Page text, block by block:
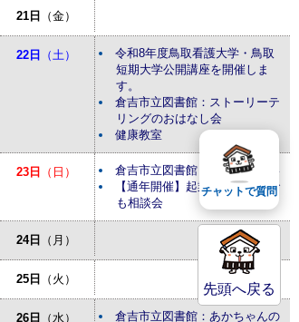
21日 （金）
22日 （土）
令和8年度鳥取看護大学・鳥取
短期大学公開講座を開催しま
す。
倉吉市立図書館：ストーリーテ
リングのおはなし会
健康教室
23日 （日）
倉吉市立図書館：おはなしかい
【通年開催】起業・経営なんで
も相談会
24日 （月）
25日 （火）
26日 （水）
倉吉市立図書館：あかちゃんの
先頭へ戻る
チャットで質問